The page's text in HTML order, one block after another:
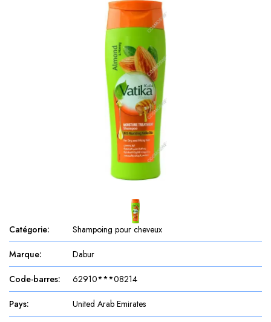
Catégorie: Shampoing pour cheveux
Marque: Dabur
Code-barres: 62910***08214
Pays: United Arab Emirates